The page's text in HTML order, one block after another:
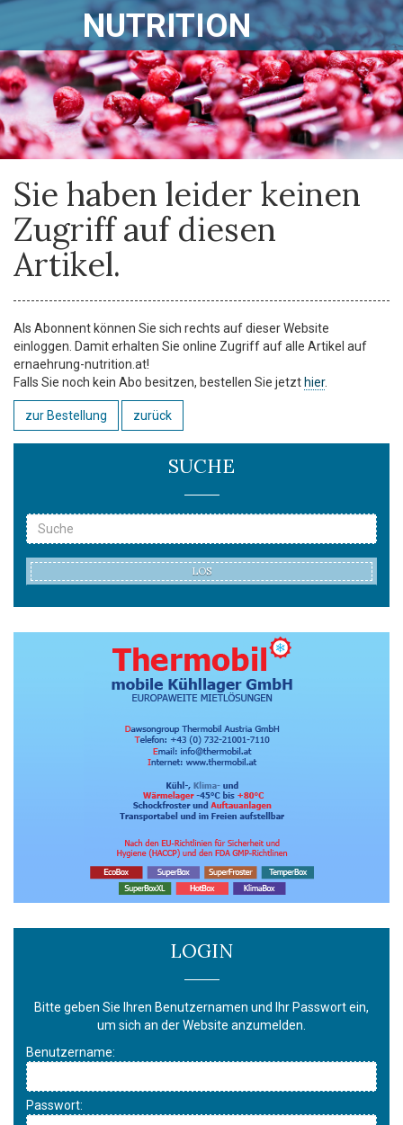
NUTRITION
Sie haben leider keinen
Zugriff auf diesen
Artikel.
Als Abonnent können Sie sich rechts auf dieser Website
einloggen. Damit erhalten Sie online Zugriff auf alle Artikel auf
ernaehrung-nutrition.at!
Falls Sie noch kein Abo besitzen, bestellen Sie jetzt hier.
zur Bestellung zurück
SUCHE
LOS
LOGIN
Bitte geben Sie Ihren Benutzernamen und Ihr Passwort ein,
um sich an der Website anzumelden.
Benutzername:
Passwort: